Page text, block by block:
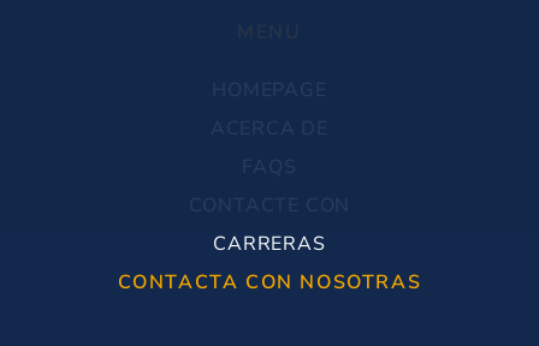
CARRERAS
CONTACTA CON NOSOTRAS